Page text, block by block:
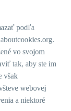
podľa
vo svojom
tak, aby ste im
však
webovej
a niektoré